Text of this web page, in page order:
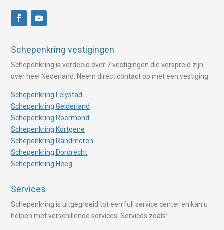
Schepenkring vestigingen
Schepenkring is verdeeld over 7 vestigingen die verspreid zijn
over heel Nederland. Neem direct contact op met een vestiging.
Schepenkring Lelystad
Schepenkring Gelderland
Schepenkring Roermond
Schepenkring Kortgene
Schepenkring Randmeren
Schepenkring Dordrecht
Schepenkring Heeg
Services
Schepenkring is uitgegroeid tot een full service center en kan u
helpen met verschillende services. Services zoals: